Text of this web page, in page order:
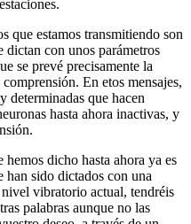
que estamos transmitiendo son
dictan con unos parámetros
se prevé precisamente la
En etos mensajes,
determinadas que hacen
hasta ahora inactivas, y
dicho hasta ahora ya es
han sido dictados con una
vibratorio actual, tendréis
palabras aunque no las